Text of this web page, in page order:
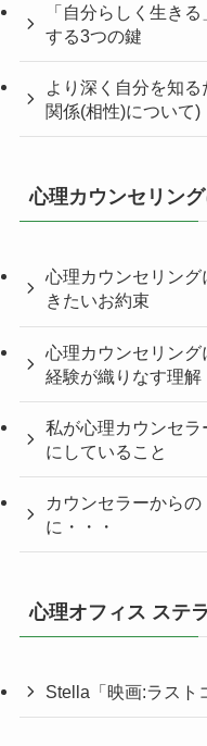
「自分らしく生き
する3つの鍵
より深く自分を知
関係(相性)について)
心理カウンセリン
心理カウンセリン
きたいお約束
心理カウンセリン
経験が織りなす理解
私が心理カウンセ
にしていること
カウンセラーから
に・・・
心理オフィス ステ
Stella「映画:ラスト